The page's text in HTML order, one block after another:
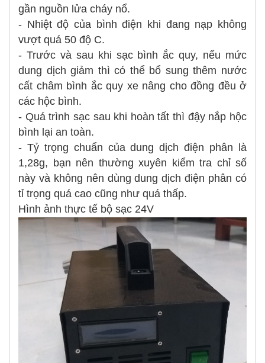
gần nguồn lửa cháy nổ.
- Nhiệt độ của bình điện khi đang nạp không
vượt quá 50 độ C.
- Trước và sau khi sạc bình ắc quy, nếu mức
dung dịch giảm thì có thể bổ sung thêm nước
cất châm bình ắc quy xe nâng cho đồng đều ở
các hộc bình.
- Quá trình sạc sau khi hoàn tất thì đậy nắp hộc
bình lại an toàn.
- Tỷ trọng chuẩn của dung dịch điện phân là
1,28g, bạn nên thường xuyên kiểm tra chỉ số
này và không nên dùng dung dịch điện phân có
tỉ trọng quá cao cũng như quá thấp.
Hình ảnh thực tế bộ sạc 24V